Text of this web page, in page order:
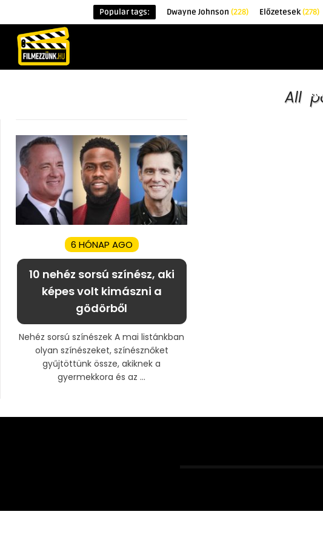
Popular tags: Dwayne Johnson (228) Előzetesek(278)
All
6 HÓNAP AGO
10 nehéz sorsú színész, aki
képes volt kimászni a
gödörből
Nehéz sorsú színészek A mai listánkban
olyan színészeket, színésznőket
gyűjtöttünk össze, akiknek a
gyermekkora és az ...